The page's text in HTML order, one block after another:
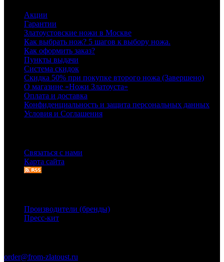
Акции
Гарантии
Златоустовские ножи в Москве
Как выбрать нож? 5 шагов к выбору ножа.
Как оформить заказ?
Пункты выдачи
Система скидок
Скидка 50% при покупке второго ножа (Завершено)
О магазине «Ножи Златоуста»
Оплата и доставка
Конфиденциальность и защита персональных данных
Условия и Соглашения
Связаться с нами
Карта сайта
Производители (бренды)
Пресс-кит
order@from-zlatoust.ru